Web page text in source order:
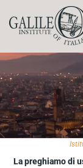
La preghiamo di